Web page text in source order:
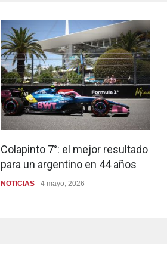
Colapinto 7°: el mejor resultado
para un argentino en 44 años
NOTICIAS 4 mayo, 2026